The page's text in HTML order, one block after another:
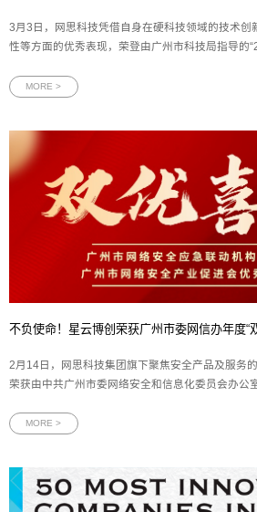
3月3日，网思科技凭借自身在硬科技领域的技术创
性等方面的优秀表现，荣登由广州市科技局指导的
一级调研员李江、黄埔区领导智羽和广州金控基金
MORE >
不负使命！星云博创荣获广州市委网信办年度“
2月14日，网思科技集团旗下聚焦安全产品及服务
荣获由中共广州市委网络安全和信息化委员会办公
双项荣誉。图为星云博创双项“优秀单位”奖牌由中
MORE >